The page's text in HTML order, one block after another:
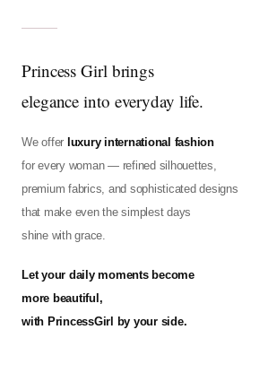
Princess Girl brings
elegance into everyday life.
We offer luxury international fashion
for every woman — refined silhouettes,
premium fabrics, and sophisticated designs
that make even the simplest days
shine with grace.
Let your daily moments become
more beautiful,
with PrincessGirl by your side.